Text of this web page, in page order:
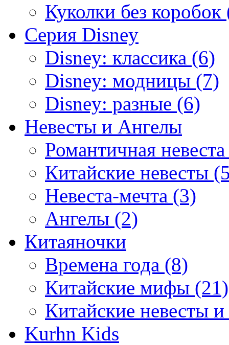
Куколки без коробок
Серия Disney
Disney: классика (6)
Disney: модницы (7)
Disney: разные (6)
Невесты и Ангелы
Романтичная
Китайские невесты
Невеста-мечта (3)
Ангелы (2)
Китаяночки
Времена года (8)
Китайские мифы (21)
Китайские невесты
Kurhn Kids